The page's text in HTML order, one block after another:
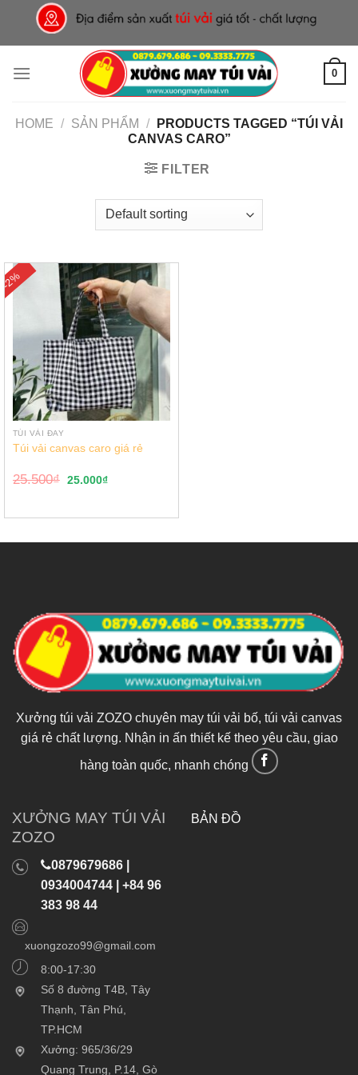
content
0
HOME / SẢN PHẨM /
PRODUCTS TAGGED “TÚI VẢI
CANVAS CARO”
FILTER
-2%
TÚI VẢI ĐAY
Túi vải canvas caro giá rẻ
25.500₫ 25.000₫
Xưởng túi vải ZOZO chuyên may túi vải bố, túi vải canvas
giá rẻ chất lượng. Nhận in ấn thiết kế theo yêu cầu, giao
hàng toàn quốc, nhanh chóng
XƯỞNG MAY TÚI VẢI
ZOZO
0879679686 |
0934004744 | +84 96
383 98 44
xuongzozo99@gmail.com
8:00-17:30
Số 8 đường T4B, Tây
Thạnh, Tân Phú,
TP.HCM
Xưởng: 965/36/29
Quang Trung, P.14, Gò
BẢN ĐỒ